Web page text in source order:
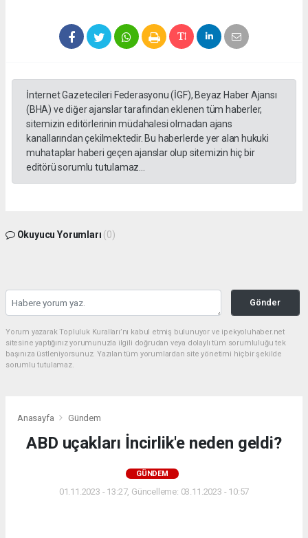
İnternet Gazetecileri Federasyonu (İGF), Beyaz Haber Ajansı
(BHA) ve diğer ajanslar tarafından eklenen tüm haberler,
sitemizin editörlerinin müdahalesi olmadan ajans
kanallarından çekilmektedir. Bu haberlerde yer alan hukuki
muhataplar haberi geçen ajanslar olup sitemizin hiç bir
editörü sorumlu tutulamaz...
Okuyucu Yorumları (0)
Gönder
Yorum yazarak Topluluk Kuralları’nı kabul etmiş bulunuyor ve ipekyoluhaber.net
sitesine yaptığınız yorumunuzla ilgili doğrudan veya dolaylı tüm sorumluluğu tek
başınıza üstleniyorsunuz. Yazılan tüm yorumlardan site yönetimi hiçbir şekilde
sorumlu tutulamaz.
Anasayfa Gündem
ABD uçakları İncirlik'e neden geldi?
GÜNDEM
01.11.2023 - 13:27, Güncelleme: 03.11.2023 - 10:57